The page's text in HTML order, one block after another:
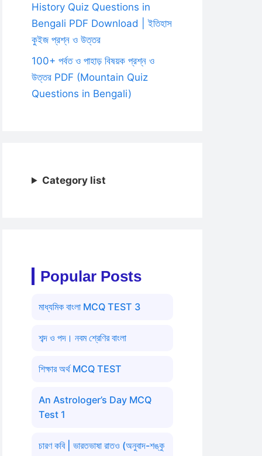
History Quiz Questions in
Bengali PDF Download | ইতিহাস
কুইজ প্রশ্ন ও উত্তর
100+ পর্বত ও পাহাড় বিষয়ক প্রশ্ন ও
উত্তর PDF (Mountain Quiz
Questions in Bengali)
Category list
Popular Posts
মাধ্যমিক বাংলা MCQ TEST 3
শব্দ ও পদ। নবম শ্রেণির বাংলা
শিক্ষার অর্থ MCQ TEST
An Astrologer’s Day MCQ
Test 1
চারণ কবি | ভারতভাষা রাতও (অনুবাদ-শঙ্কু